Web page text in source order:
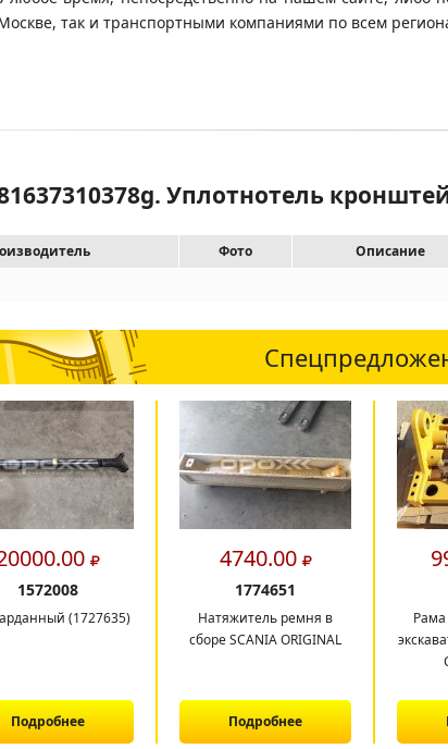
так и транспортными компаниями по всем
Уплотнотель
Фото Описание
1572008
(1727635)
Подробнее
4740.00
1774651
Натяжитель ремня в
сборе SCANIA ORIGINAL
Подробнее